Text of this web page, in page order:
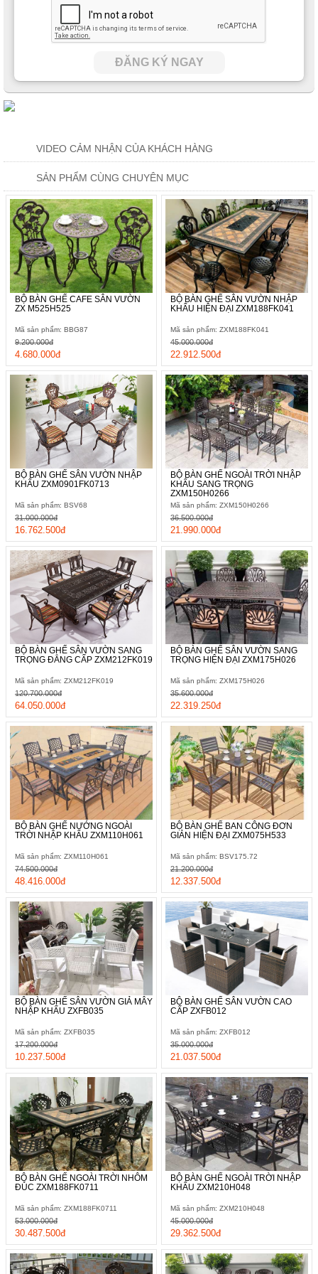
phần họa tiết nhẹ nhàng tạo cảm giác sang trọng hơn rất nhiều
Mang đến một sự đảm bảo tuyệt đối về mặt chất
lượng lâu dài
Tổng thể sản phẩm được gia công toàn bộ với chất liệu nhôm
đúc, so với các loại kim loại khác nhôm đúc có đặc tính dẻo dễ
tạo dáng nhưng khi thành phẩm lại cực kì chắc chắn, khả năng
kháng va đập cao.
Cùng với đó là sự kết hợp công nghệ phun sơn tĩnh điện vừa
cho sản phẩm ngay cả khi sử dụng trong điều kiện thời tiết
nắng mưa thất thường.
Hình ảnh thực tế của sản phẩm khi lắp đặt tại nhà
khách hàng
ĐĂNG KÝ NGAY
VIDEO CẢM NHẬN CỦA KHÁCH HÀNG
SẢN PHẨM CÙNG CHUYÊN MỤC
BỘ BÀN GHẾ CAFE SÂN VƯỜN
ZX M525H525
Mã sản phẩm: BBG87
4.680.000đ
9.200.000đ
BỘ BÀN GHẾ SÂN VƯỜN NHẬP
KHẨU HIỆN ĐẠI ZXM188FK041
Mã sản phẩm: ZXM188FK041
22.912.500đ
45.000.000đ
BỘ BÀN GHẾ SÂN VƯỜN NHẬP
KHẨU ZXM0901FK0713
Mã sản phẩm: BSV68
16.762.500đ
31.000.000đ
BỘ BÀN GHẾ NGOÀI TRỜI NHẬP
KHẨU SANG TRỌNG
ZXM150H0266
Mã sản phẩm: ZXM150H0266
21.990.000đ
36.500.000đ
BỘ BÀN GHẾ SÂN VƯỜN SANG
TRỌNG ĐẲNG CẤP ZXM212FK019
Mã sản phẩm: ZXM212FK019
64.050.000đ
120.700.000đ
BỘ BÀN GHẾ SÂN VƯỜN SANG
TRỌNG HIỆN ĐẠI ZXM175H026
Mã sản phẩm: ZXM175H026
22.319.250đ
35.600.000đ
BỘ BÀN GHẾ NƯỚNG NGOÀI
TRỜI NHẬP KHẨU ZXM110H061
Mã sản phẩm: ZXM110H061
48.416.000đ
74.500.000đ
BỘ BÀN GHẾ BAN CÔNG ĐƠN
GIẢN HIỆN ĐẠI ZXM075H533
Mã sản phẩm: BSV175.72
12.337.500đ
21.200.000đ
BỘ BÀN GHẾ SÂN VƯỜN GIẢ MÂY
NHẬP KHẨU ZXFB035
Mã sản phẩm: ZXFB035
10.237.500đ
17.200.000đ
BỘ BÀN GHẾ SÂN VƯỜN CAO
CẤP ZXFB012
Mã sản phẩm: ZXFB012
21.037.500đ
35.000.000đ
BỘ BÀN GHẾ NGOÀI TRỜI NHÔM
ĐÚC ZXM188FK0711
Mã sản phẩm: ZXM188FK0711
30.487.500đ
53.000.000đ
BỘ BÀN GHẾ NGOÀI TRỜI NHẬP
KHẨU ZXM210H048
Mã sản phẩm: ZXM210H048
29.362.500đ
45.000.000đ